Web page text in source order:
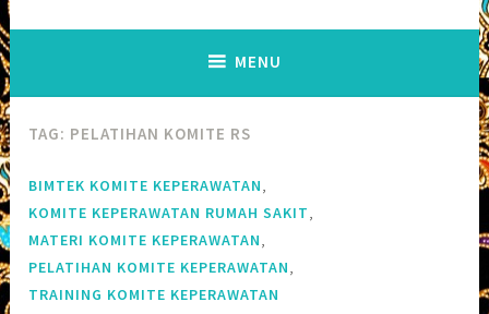
MENU
TAG: PELATIHAN KOMITE RS
BIMTEK KOMITE KEPERAWATAN
KOMITE KEPERAWATAN RUMAH SAKIT
MATERI KOMITE KEPERAWATAN
PELATIHAN KOMITE KEPERAWATAN
TRAINING KOMITE KEPERAWATAN